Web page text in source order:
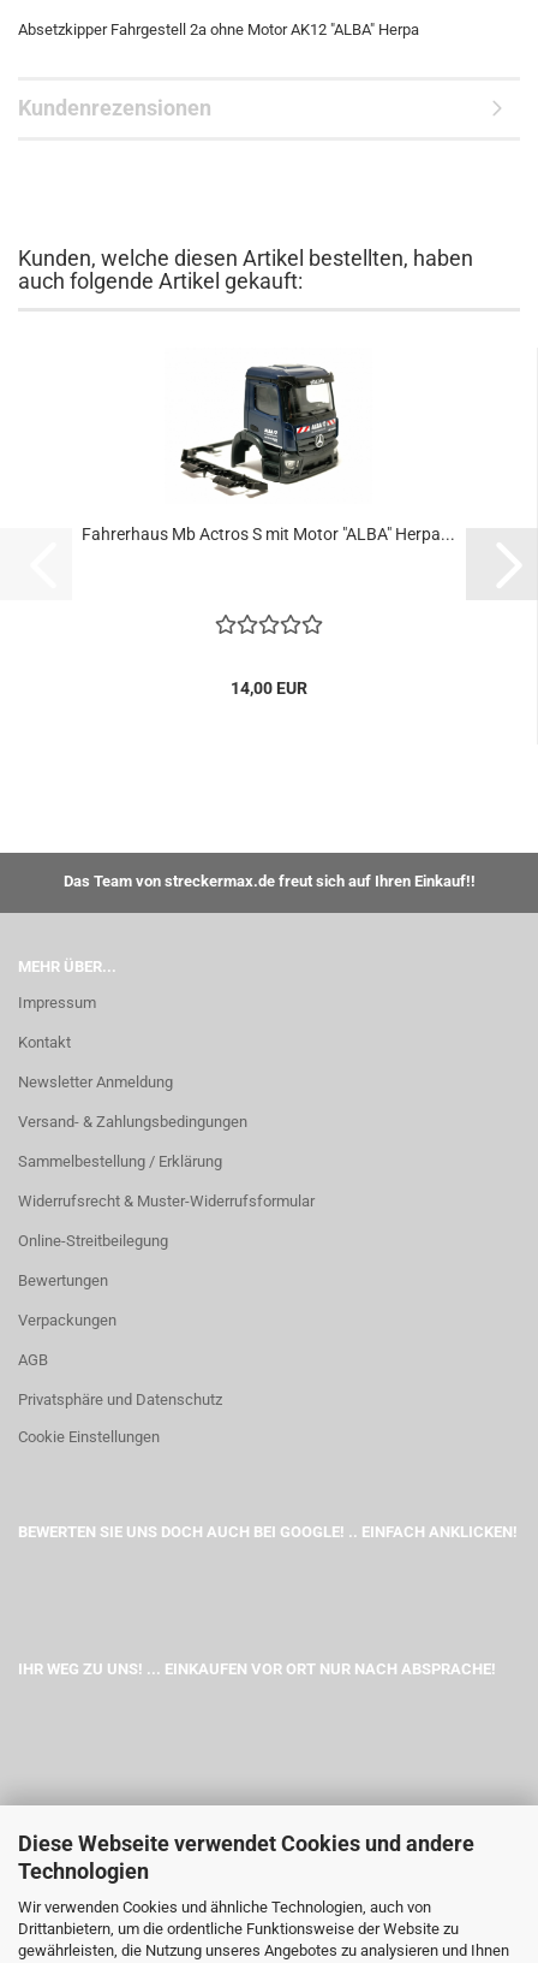
Diese Webseite verwendet Cookies und andere
Technologien
Wir verwenden Cookies und ähnliche Technologien, auch von
Drittanbietern, um die ordentliche Funktionsweise der Website zu
gewährleisten, die Nutzung unseres Angebotes zu analysieren und Ihnen
Absetzkipper Fahrgestell 2a ohne Motor AK12 "ALBA" Herpa
Kundenrezensionen
Kunden, welche diesen Artikel bestellten, haben
auch folgende Artikel gekauft:
Fahrerhaus Mb Actros S mit Motor "ALBA" Herpa...
14,00 EUR
Das Team von streckermax.de freut sich auf Ihren Einkauf!!
MEHR ÜBER...
Impressum
Kontakt
Newsletter Anmeldung
Versand- & Zahlungsbedingungen
Sammelbestellung / Erklärung
Widerrufsrecht & Muster-Widerrufsformular
Online-Streitbeilegung
Bewertungen
Verpackungen
AGB
Privatsphäre und Datenschutz
Cookie Einstellungen
BEWERTEN SIE UNS DOCH AUCH BEI GOOGLE! .. EINFACH ANKLICKEN!
IHR WEG ZU UNS! ... EINKAUFEN VOR ORT NUR NACH ABSPRACHE!